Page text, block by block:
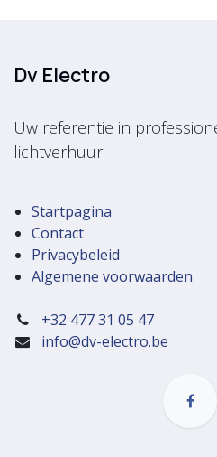
Dv Electro
Uw referentie in
lichtverhuur
Startpagina
Contact
Privacybeleid
Algemene voorwaarden
+32 477 31 05 47
info@dv-electro.be